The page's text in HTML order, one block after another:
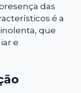
das
é a
que
e